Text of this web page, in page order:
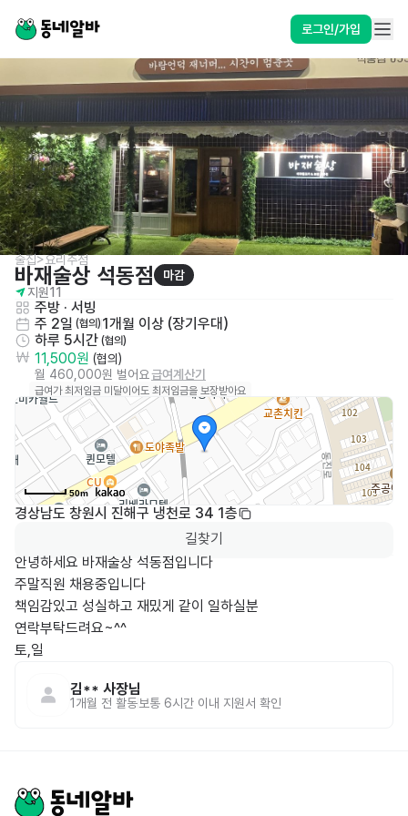
로그인/가입
술집>요리주점
바재술상 석동점
마감
지원11
주방 · 서빙
주 2일 (협의) 1개월 이상 (장기우대)
하루 5시간 (협의)
11,500원 (협의)
월 460,000원 벌어요급여계산기
급여가 최저임금 미달이어도 최저임금을 보장받아요
50m
경상남도 창원시 진해구 냉천로 34 1층
길찾기
안녕하세요 바재술상 석동점입니다
주말직원 채용중입니다
책임감있고 성실하고 재밌게 같이 일하실분
연락부탁드려요~^^
토,일
김** 사장님
1개월 전 활동 보통 6시간 이내 지원서 확인